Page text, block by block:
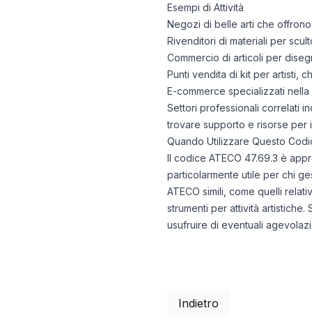
Esempi di Attività
Negozi di belle arti che
Rivenditori di materiali per
Commercio di articoli per
Punti vendita di kit per artisti,
E-commerce specializzati
Settori professionali correlati
trovare supporto e risorse per
Quando Utilizzare Questo
Il codice ATECO 47.69.3 è
particolarmente utile per chi
ATECO simili, come quelli
strumenti per attività
usufruire di eventuali
Indietro